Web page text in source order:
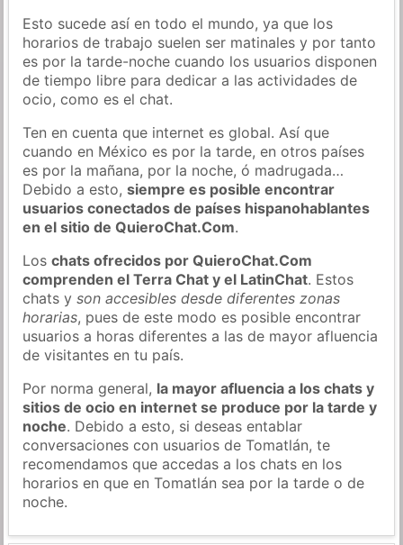
Esto sucede así en todo el mundo, ya que los
horarios de trabajo suelen ser matinales y por tanto
es por la tarde-noche cuando los usuarios disponen
de tiempo libre para dedicar a las actividades de
ocio, como es el chat.
Ten en cuenta que internet es global. Así que
cuando en México es por la tarde, en otros países
es por la mañana, por la noche, ó madrugada…
Debido a esto,siempre es posible encontrar
usuarios conectados de países hispanohablantes
en el sitio de QuieroChat.Com.
Loschats ofrecidos por QuieroChat.Com
comprenden el Terra Chat y el LatinChat. Estos
chats yson accesibles desde diferentes zonas
horarias, pues de este modo es posible encontrar
usuarios a horas diferentes a las de mayor afluencia
de visitantes en tu país.
Por norma general, la mayor afluencia a los chats y
sitios de ocio en internet se produce por la tarde y
noche. Debido a esto, si deseas entablar
conversaciones con usuarios de Tomatlán, te
recomendamos que accedas a los chats en los
horarios en que en Tomatlán sea por la tarde o de
noche.